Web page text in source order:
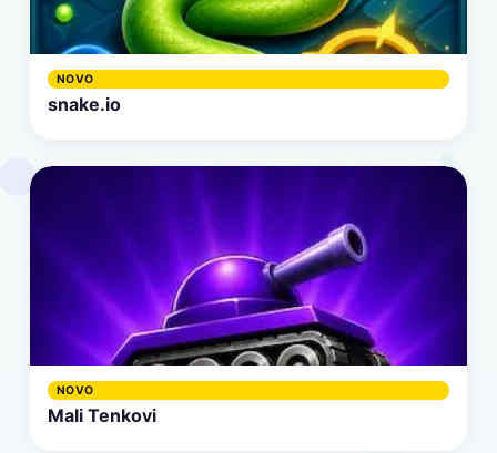
NOVO
snake.io
NOVO
Mali Tenkovi